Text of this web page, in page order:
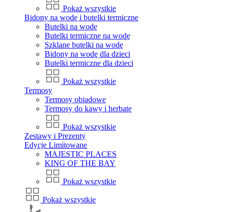
Pokaż wszystkie
Bidony na wodę i butelki termiczne
Butelki na wodę
Butelki termiczne na wodę
Szklane butelki na wodę
Bidony na wodę dla dzieci
Butelki termiczne dla dzieci
Pokaż wszystkie
Termosy
Termosy obiadowe
Termosy do kawy i herbatę
Pokaż wszystkie
Zestawy i Prezenty
Edycje Limitowane
MAJESTIC PLACES
KING OF THE BAY
Pokaż wszystkie
Pokaż wszystkie